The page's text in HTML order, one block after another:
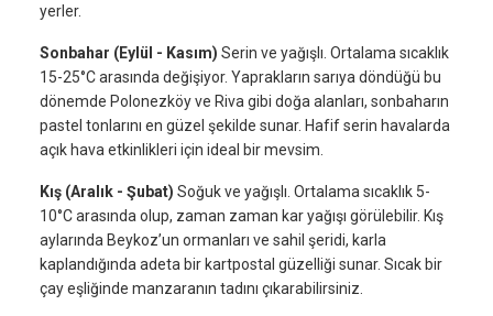
yerler.
Sonbahar (Eylül - Kasım) Serin ve yağışlı. Ortalama sıcaklık
15-25°C arasında değişiyor. Yaprakların sarıya döndüğü bu
dönemde Polonezköy ve Riva gibi doğa alanları, sonbaharın
pastel tonlarını en güzel şekilde sunar. Hafif serin havalarda
açık hava etkinlikleri için ideal bir mevsim.
Kış (Aralık - Şubat) Soğuk ve yağışlı. Ortalama sıcaklık 5-
10°C arasında olup, zaman zaman kar yağışı görülebilir. Kış
aylarında Beykoz’un ormanları ve sahil şeridi, karla
kaplandığında adeta bir kartpostal güzelliği sunar. Sıcak bir
çay eşliğinde manzaranın tadını çıkarabilirsiniz.